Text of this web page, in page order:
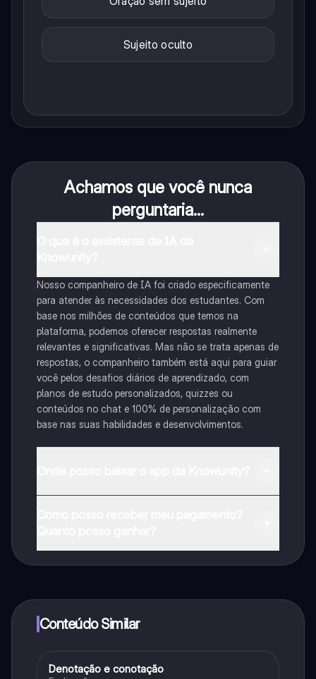
Sujeito oculto
Achamos que você nunca
perguntaria...
Nosso companheiro de IA foi criado especificamente
para atender às necessidades dos estudantes. Com
base nos milhões de conteúdos que temos na
plataforma, podemos oferecer respostas realmente
relevantes e significativas. Mas não se trata apenas de
respostas, o companheiro também está aqui para guiar
você pelos desafios diários de aprendizado, com
planos de estudo personalizados, quizzes ou
conteúdos no chat e 100% de personalização com
base nas suas habilidades e desenvolvimentos.
Conteúdo Similar
Português
Denotação e conotação